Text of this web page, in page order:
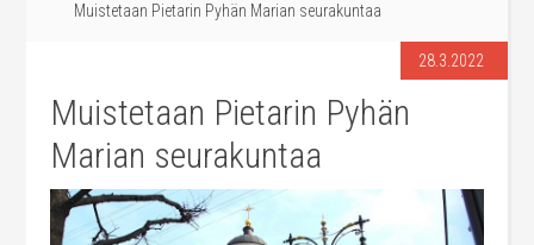
Muistetaan Pietarin Pyhän Marian seurakuntaa
28.3.2022
Muistetaan Pietarin Pyhän
Marian seurakuntaa